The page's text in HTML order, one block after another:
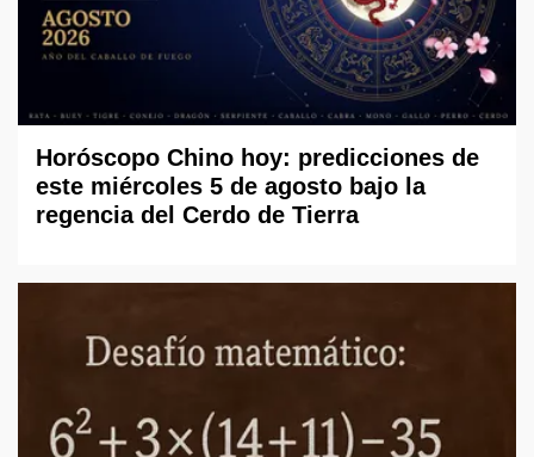
Horóscopo Chino hoy: predicciones de
este miércoles 5 de agosto bajo la
regencia del Cerdo de Tierra